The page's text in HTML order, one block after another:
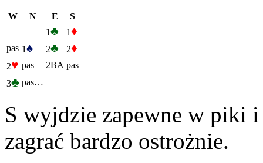
W N E
S
1♣ 1♦
pas 1♠ 2♣ 2♦
2♥ pas 2BA pas
3♣ pas…
S wyjdzie zapewne w piki
zagrać bardzo ostrożnie.